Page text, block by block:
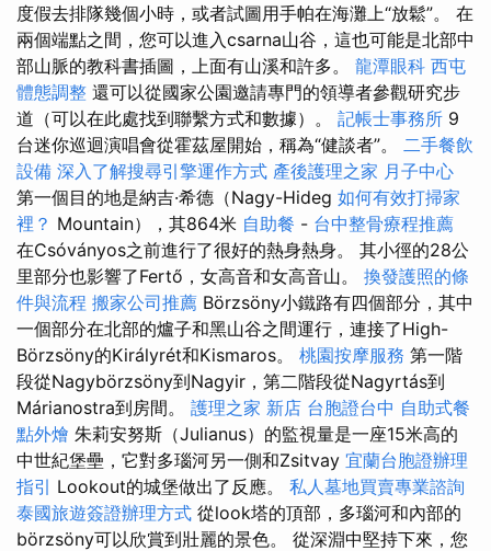
度假去排隊幾個小時，或者試圖用手帕在海灘上“放鬆”。 在
兩個端點之間，您可以進入csarna山谷，這也可能是北部中
部山脈的教科書插圖，上面有山溪和許多。 龍潭眼科 西屯
體態調整 還可以從國家公園邀請專門的領導者參觀研究步
道（可以在此處找到聯繫方式和數據）。 記帳士事務所 9
台迷你巡迴演唱會從霍茲屋開始，稱為“健談者”。 二手餐飲
設備 深入了解搜尋引擎運作方式 產後護理之家 月子中心
第一個目的地是納吉·希德（Nagy-Hideg 如何有效打掃家
裡？ Mountain），其864米 自助餐 - 台中整骨療程推薦
在Csóványos之前進行了很好的熱身熱身。 其小徑的28公
里部分也影響了Fertő，女高音和女高音山。 換發護照的條
件與流程 搬家公司推薦 Börzsöny小鐵路有四個部分，其中
一個部分在北部的爐子和黑山谷之間運行，連接了High-
Börzsöny的Királyrét和Kismaros。 桃園按摩服務 第一階
段從Nagybörzsöny到Nagyir，第二階段從Nagyrtás到
Márianostra到房間。 護理之家 新店 台胞證台中 自助式餐
點外燴 朱莉安努斯（Julianus）的監視量是一座15米高的
中世紀堡壘，它對多瑙河另一側和Zsitvay 宜蘭台胞證辦理
指引 Lookout的城堡做出了反應。 私人墓地買賣專業諮詢
泰國旅遊簽證辦理方式 從look塔的頂部，多瑙河和內部的
börzsöny可以欣賞到壯麗的景色。 從深淵中堅持下來，您